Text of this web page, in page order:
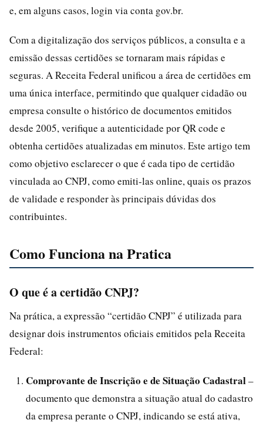
e, em alguns casos, login via conta gov.br.
Com a digitalização dos serviços públicos, a consulta e a
emissão dessas certidões se tornaram mais rápidas e
seguras. A Receita Federal unificou a área de certidões em
uma única interface, permitindo que qualquer cidadão ou
empresa consulte o histórico de documentos emitidos
desde 2005, verifique a autenticidade por QR code e
obtenha certidões atualizadas em minutos. Este artigo tem
como objetivo esclarecer o que é cada tipo de certidão
vinculada ao CNPJ, como emiti-las online, quais os prazos
de validade e responder às principais dúvidas dos
contribuintes.
Como Funciona na Pratica
O que é a certidão CNPJ?
Na prática, a expressão “certidão CNPJ” é utilizada para
designar dois instrumentos oficiais emitidos pela Receita
Federal:
Comprovante de Inscrição e de Situação Cadastral–
documento que demonstra a situação atual do cadastro
da empresa perante o CNPJ, indicando se está ativa,